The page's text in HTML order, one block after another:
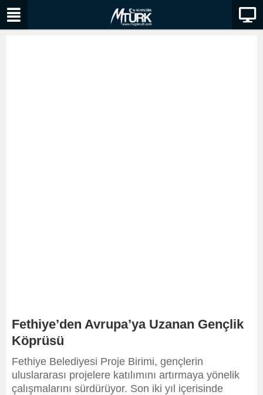
Fethiye’den Avrupa’ya Uzanan Gençlik
Köprüsü
Fethiye Belediyesi Proje Birimi, gençlerin
uluslararası projelere katılımını artırmaya yönelik
çalışmalarını sürdürüyor. Son iki yıl içerisinde